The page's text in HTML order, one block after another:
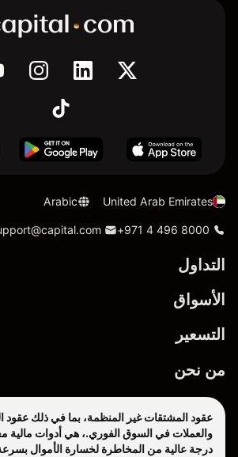
United Arab Emirates
Arabic
+971 4 496 8000
التداول
الأسواق
التسعير
من نحن
عقود المشتقات غير المنظمة، بما في ذلك عقود
والعملات في السوق الفوري.، هي أدوات مالية
درجة عالية من المخاطرة لخسارة الأموال